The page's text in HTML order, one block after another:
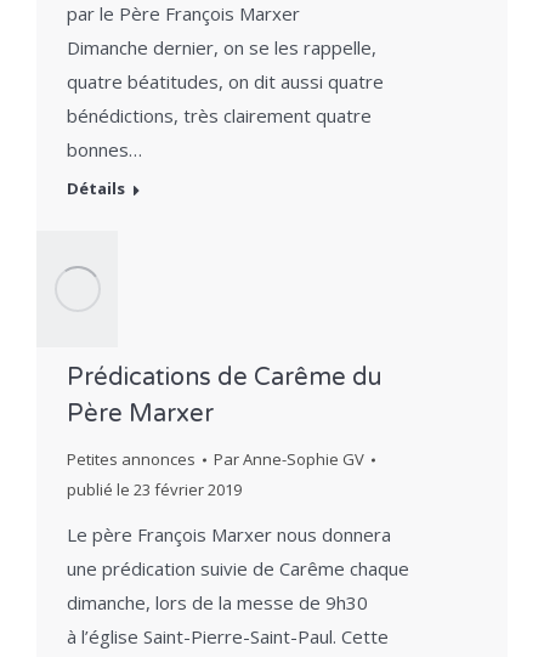
par le Père François Marxer
Dimanche dernier, on se les rappelle,
quatre béatitudes, on dit aussi quatre
bénédictions, très clairement quatre
bonnes…
Détails
Prédications de Carême du
Père Marxer
Petites annonces ParAnne-Sophie GV
publié le 23 février 2019
Le père François Marxer nous donnera
une prédication suivie de Carême chaque
dimanche, lors de la messe de 9h30
à l’église Saint-Pierre-Saint-Paul. Cette